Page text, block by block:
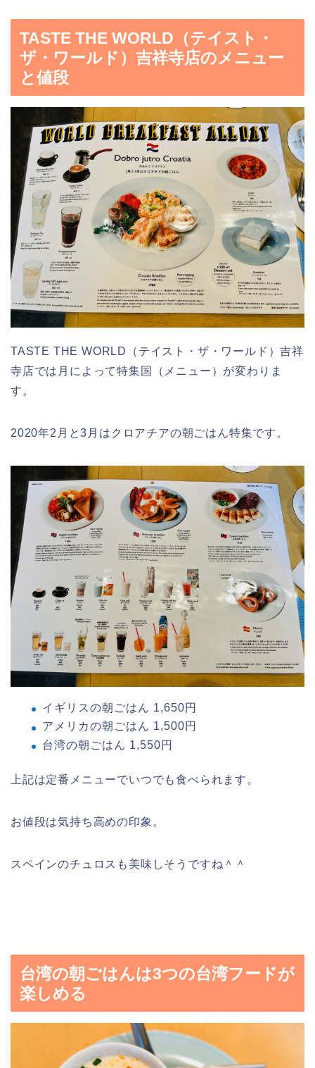
TASTE THE WORLD（テイスト・
ザ・ワールド）吉祥寺店のメニュー
と値段
TASTE THE WORLD（テイスト・ザ・ワールド）吉祥
寺店では月によって特集国（メニュー）が変わりま
す。
2020年2月と3月はクロアチアの朝ごはん特集です。
イギリスの朝ごはん 1,650円
アメリカの朝ごはん 1,500円
台湾の朝ごはん 1,550円
上記は定番メニューでいつでも食べられます。
お値段は気持ち高めの印象。
スペインのチュロスも美味しそうですね＾＾
台湾の朝ごはんは3つの台湾フードが
楽しめる